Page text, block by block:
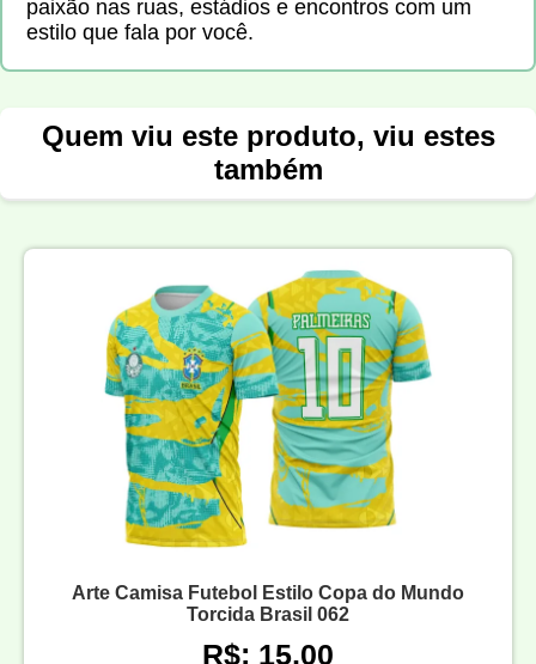
paixão nas ruas, estádios e encontros com um
estilo que fala por você.
Quem viu este produto, viu estes
também
Arte Camisa Futebol Estilo Copa do Mundo
Torcida Brasil 062
R$: 15,00